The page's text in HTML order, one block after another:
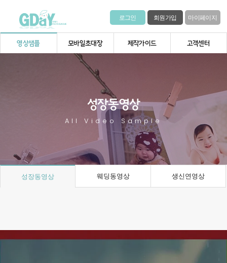
로그인 회원가입 마이페이지
영상샘플 모바일초대장 제작가이드 고객센터
성장동영상
All Video Sample
성장동영상 웨딩동영상 생신연영상